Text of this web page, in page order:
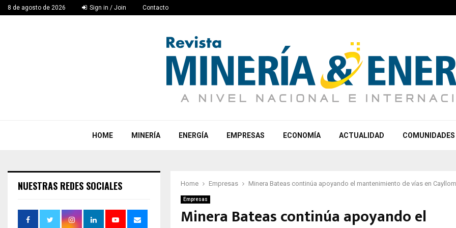
8 de agosto de 2026 Sign in / Join Contacto
HOME MINERÍA ENERGÍA EMPRESAS ECONOMÍA ACTUALIDAD COMUNIDADES
Home Empresas Minera Bateas continúa apoyando el mantenimiento de vías en
Empresas
Minera Bateas continúa apoyando el
NUESTRAS REDES SOCIALES